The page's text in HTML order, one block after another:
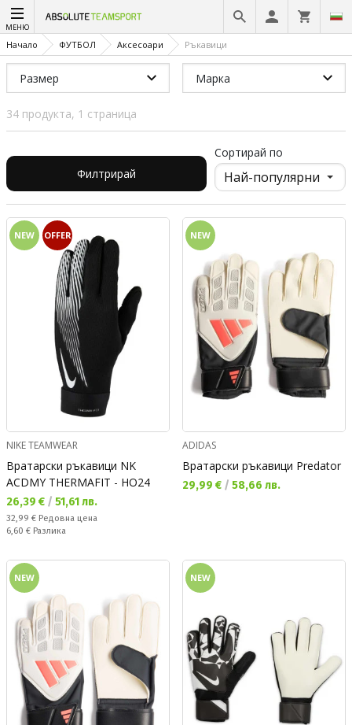
МЕНЮ
Начало ФУТБОЛ Аксесоари Ръкавици
Размер Марка
34 продукта, 1 страница
Филтрирай
Сортирай по
NEW OFFER
NIKE TEAMWEAR
Вратарски ръкавици NK
ACDMY THERMAFIT - HO24
Текуща цена:
26,39 € / 51,61 лв.
Редовна цена:
32,99 € Редовна цена
Спестявате:
6,60 € Разлика
NEW
ADIDAS
Вратарски ръкавици Predator
Текуща цена:
29,99 € / 58,66 лв.
NEW NEW